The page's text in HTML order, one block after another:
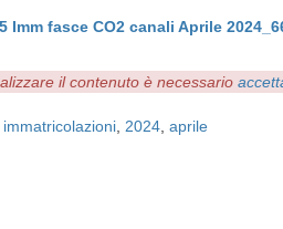
Imm fasce CO2 canali Aprile
il contenuto è necessario
immatricolazioni 2024 aprile